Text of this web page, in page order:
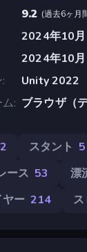
9.2 (過去6ヶ月
2024年10月
2024年10月
Unity 2022
ブラウザ（
スタント
ース 53 漂
ー 214